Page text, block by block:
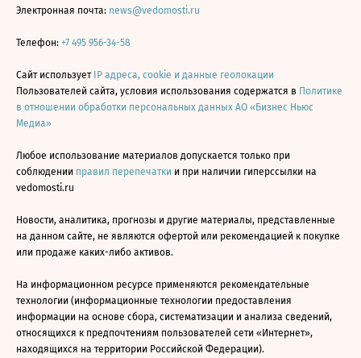
Электронная почта: news@vedomosti.ru
Телефон: +7 495 956-34-58
Сайт использует IP адреса, cookie и данные геолокации
Пользователей сайта, условия использования содержатся в Политике
в отношении обработки персональных данных АО «Бизнес Ньюс
Медиа»
Любое использование материалов допускается только при
соблюдении правил перепечатки и при наличии гиперссылки на
vedomosti.ru
Новости, аналитика, прогнозы и другие материалы, представленные
на данном сайте, не являются офертой или рекомендацией к покупке
или продаже каких-либо активов.
На информационном ресурсе применяются рекомендательные
технологии (информационные технологии предоставления
информации на основе сбора, систематизации и анализа сведений,
относящихся к предпочтениям пользователей сети «Интернет»,
находящихся на территории Российской Федерации).